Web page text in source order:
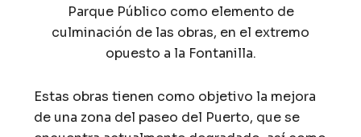
Parque Público como elemento de
culminación de las obras, en el extremo
opuesto a la Fontanilla.
Estas obras tienen como objetivo la mejora
de una zona del paseo del Puerto, que se